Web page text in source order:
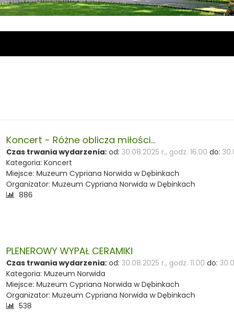
Koncert - Różne oblicza miłości...
Czas trwania wydarzenia: od:30.08.2025 r., godz. 16.00 do:
Kategoria: Koncert
Miejsce: Muzeum Cypriana Norwida w Dębinkach
Organizator: Muzeum Cypriana Norwida w Dębinkach
Liczba
886
PLENEROWY WYPAŁ CERAMIKI
Czas trwania wydarzenia: od:30.08.2025 r., godz. 11.00 do:
Kategoria: Muzeum Norwida
Miejsce: Muzeum Cypriana Norwida w Dębinkach
Organizator: Muzeum Cypriana Norwida w Dębinkach
Liczba
538